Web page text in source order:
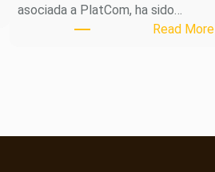
asociada a PlatCom, ha sido…
Read More: